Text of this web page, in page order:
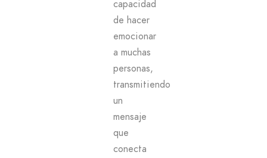
capacidad
de hacer
emocionar
a muchas
personas,
transmitiendo
un
mensaje
que
conecta